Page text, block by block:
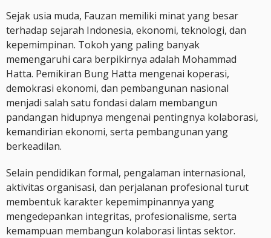
Sejak usia muda, Fauzan memiliki minat yang besar
terhadap sejarah Indonesia, ekonomi, teknologi, dan
kepemimpinan. Tokoh yang paling banyak
memengaruhi cara berpikirnya adalah Mohammad
Hatta. Pemikiran Bung Hatta mengenai koperasi,
demokrasi ekonomi, dan pembangunan nasional
menjadi salah satu fondasi dalam membangun
pandangan hidupnya mengenai pentingnya kolaborasi,
kemandirian ekonomi, serta pembangunan yang
berkeadilan.
Selain pendidikan formal, pengalaman internasional,
aktivitas organisasi, dan perjalanan profesional turut
membentuk karakter kepemimpinannya yang
mengedepankan integritas, profesionalisme, serta
kemampuan membangun kolaborasi lintas sektor.